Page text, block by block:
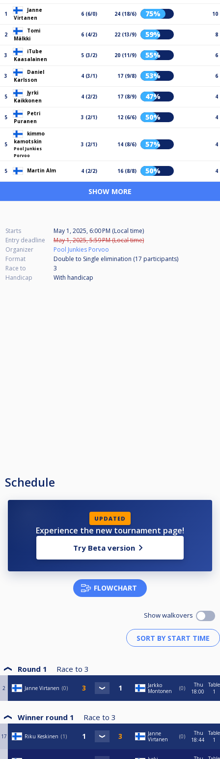
1
Janne
Virtanen
6 (6/0) 24 (18/6) 75% 10
2
Tomi
Mälkki
6 (4/2) 22 (13/9) 59% 8
3
iTube
Kaasalainen
5 (3/2) 20 (11/9) 55% 6
3
Daniel
Karlsson
4 (3/1) 17 (9/8) 53% 6
5
Jyrki
Kaikkonen
4 (2/2) 17 (8/9) 47% 4
5
Petri
Puranen
3 (2/1) 12 (6/6) 50% 4
5
kimmo
kamotskin
Pool Junkies
Porvoo
3 (2/1) 14 (8/6) 57% 4
5 Martin Alm 4 (2/2) 16 (8/8) 50% 4
SHOW MORE
Starts
May 1, 2025, 6:00 PM (Local time)
Entry deadline
May 1, 2025, 5:59 PM (Local time)
Organizer
Pool Junkies Porvoo
Format
Double to Single elimination (17 participants)
Race to
3
Handicap
With handicap
Schedule
UPDATED
Experience the new tournament page!
Try Beta version
FLOWCHART
Show walkovers
Round 1 Race to 3
2 Janne Virtanen 0
Jarkko
Montonen
0
Thu
18:00
Table
1
Winner round 1 Race to 3
17 Riku Keskinen 1
Janne
Virtanen
0
Thu
18:44
Table
1